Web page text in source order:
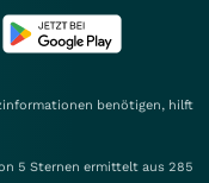
benötigen, hilft
5 Sternen ermittelt aus 285